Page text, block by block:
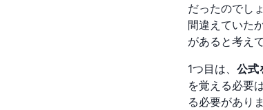
だったのでし
間違えていた
があると考え
1つ目は、 公式
を覚える必要
る必要があり